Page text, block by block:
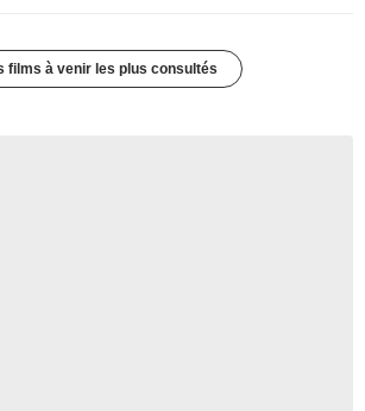
films à venir les plus consultés